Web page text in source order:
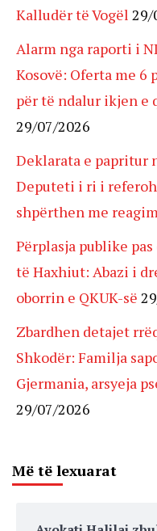
Kalludër të Vogël 29/
Alarm nga raporti i
Kosovë: Oferta me 6
për të ndalur ikjen e
29/07/2026
Deklarata e papritur
Deputeti i ri i
shpërthen me
Përplasja publike
të Haxhiut: Abazi i
oborrin e QKUK-së
Zbardhen detajet
Shkodër: Familja
Gjermania, arsyeja
29/07/2026
Më të lexuarat